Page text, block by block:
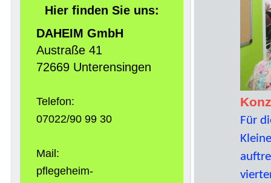
Für
Hier finden Sie uns:
DAHEIM GmbH
Austraße 41
72669 Unterensingen
Telefon:
07022/90 99 30
Mail:
pflegeheim-